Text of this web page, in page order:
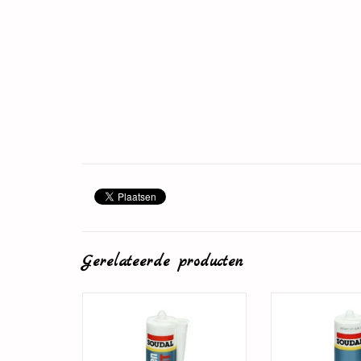
Gerelateerde producten
TOEVOEGEN AAN WINKELWAGEN TOEVOEGEN AAN